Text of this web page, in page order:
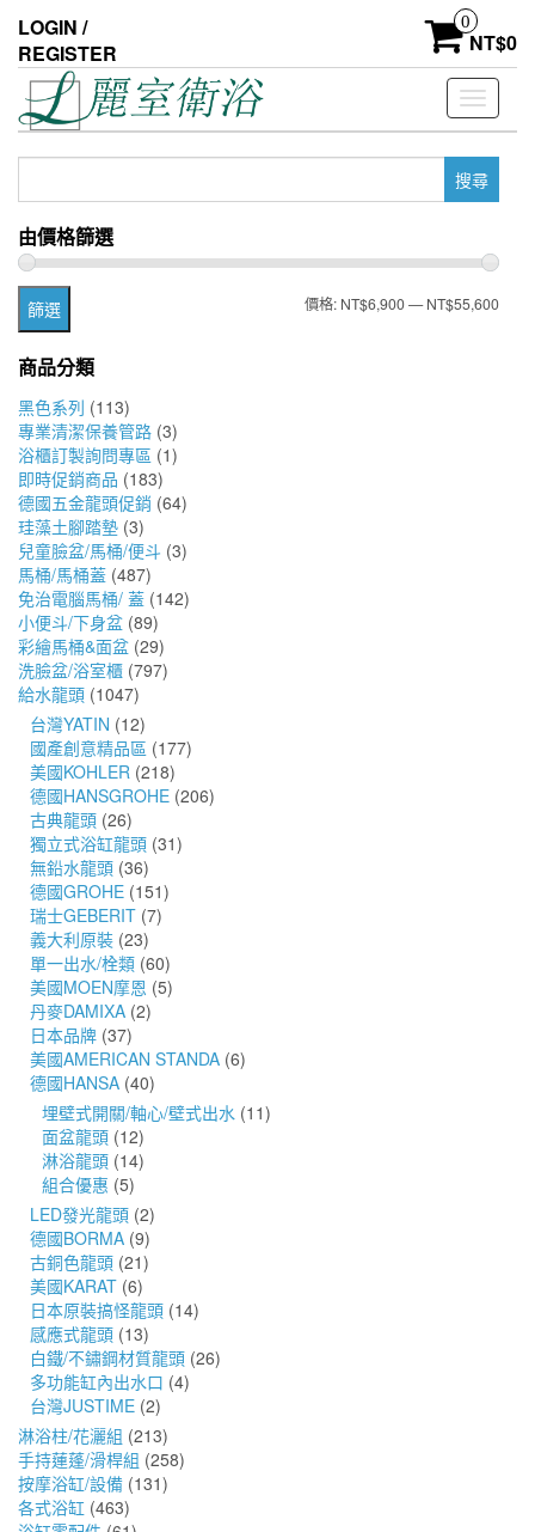
the
content
LOGIN /
REGISTER
0
NT$0
Toggle
鍵
字:
由價格篩選
最最
篩選 價格: NT$6,900—NT$55,600
商品分類
黑色系列 (113)
專業清潔保養管路 (3)
浴櫃訂製詢問專區 (1)
即時促銷商品 (183)
德國五金龍頭促銷 (64)
珪藻土腳踏墊 (3)
兒童臉盆/馬桶/便斗 (3)
馬桶/馬桶蓋 (487)
免治電腦馬桶/ 蓋 (142)
小便斗/下身盆 (89)
彩繪馬桶&面盆 (29)
洗臉盆/浴室櫃 (797)
給水龍頭 (1047)
台灣YATIN (12)
國產創意精品區 (177)
美國KOHLER (218)
德國HANSGROHE (206)
古典龍頭 (26)
獨立式浴缸龍頭 (31)
無鉛水龍頭 (36)
德國GROHE (151)
瑞士GEBERIT (7)
義大利原裝 (23)
單一出水/栓類 (60)
美國MOEN摩恩 (5)
丹麥DAMIXA (2)
日本品牌 (37)
美國AMERICAN STANDA (6)
德國HANSA (40)
埋壁式開關/軸心/壁式出水 (11)
面盆龍頭 (12)
淋浴龍頭 (14)
組合優惠 (5)
LED發光龍頭 (2)
德國BORMA (9)
古銅色龍頭 (21)
美國KARAT (6)
日本原裝搞怪龍頭 (14)
感應式龍頭 (13)
白鐵/不鏽鋼材質龍頭 (26)
多功能缸內出水口 (4)
台灣JUSTIME (2)
淋浴柱/花灑組 (213)
手持蓮蓬/滑桿組 (258)
按摩浴缸/設備 (131)
各式浴缸 (463)